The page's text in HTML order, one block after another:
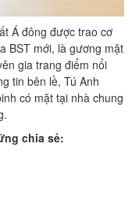
Á đông được trao cơ
BST mới, là gương mặt
gia trang điểm nổi
tin bên lề, Tú Anh
có mặt tại nhà chung
chia sẻ: